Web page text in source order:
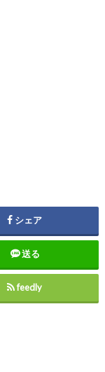
シェア
送る
feedly